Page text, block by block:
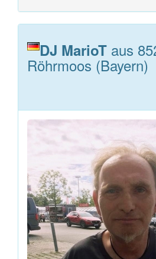
DJ MarioT aus
Röhrmoos (Bayern)